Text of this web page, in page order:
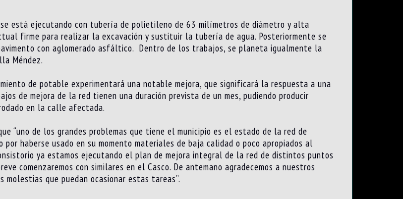
está ejecutando con tubería de polietileno de 63 milímetros de diámetro y alta
firme para realizar la excavación y sustituir la tubería de agua. Posteriormente se
con aglomerado asfáltico. Dentro de los trabajos, se planeta igualmente la
Méndez.
de potable experimentará una notable mejora, que significará la respuesta a una
de mejora de la red tienen una duración prevista de un mes, pudiendo producir
en la calle afectada.
“uno de los grandes problemas que tiene el municipio es el estado de la red de
haberse usado en su momento materiales de baja calidad o poco apropiados al
ya estamos ejecutando el plan de mejora integral de la red de distintos puntos
comenzaremos con similares en el Casco. De antemano agradecemos a nuestros
que puedan ocasionar estas tareas”.